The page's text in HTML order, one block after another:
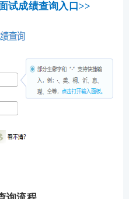
试成绩查询入口>>